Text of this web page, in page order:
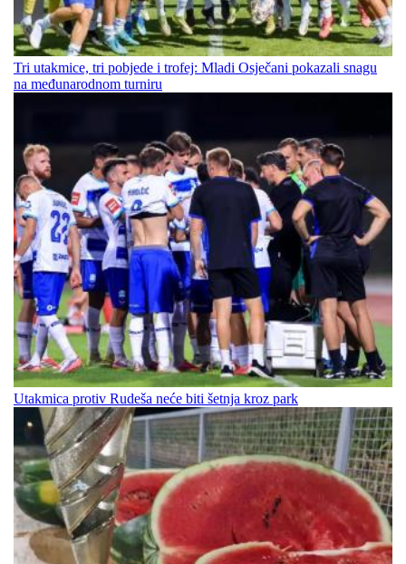
Tri utakmice, tri pobjede i trofej: Mladi Osječani pokazali snagu
na međunarodnom turniru
Utakmica protiv Rudeša neće biti šetnja kroz park